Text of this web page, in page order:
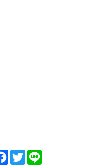
Facebook
Twitter